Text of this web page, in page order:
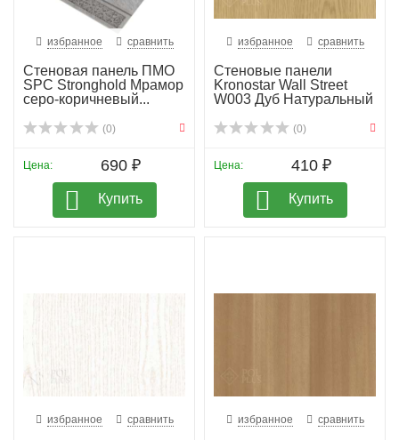
избранное сравнить
Стеновая панель ПМО
SPC Stronghold Мрамор
серо-коричневый...
(0)
Цена: 690 ₽
Купить
избранное сравнить
Стеновые панели
Kronostar Wall Street
W003 Дуб Натуральный
(0)
Цена: 410 ₽
Купить
избранное сравнить избранное сравнить